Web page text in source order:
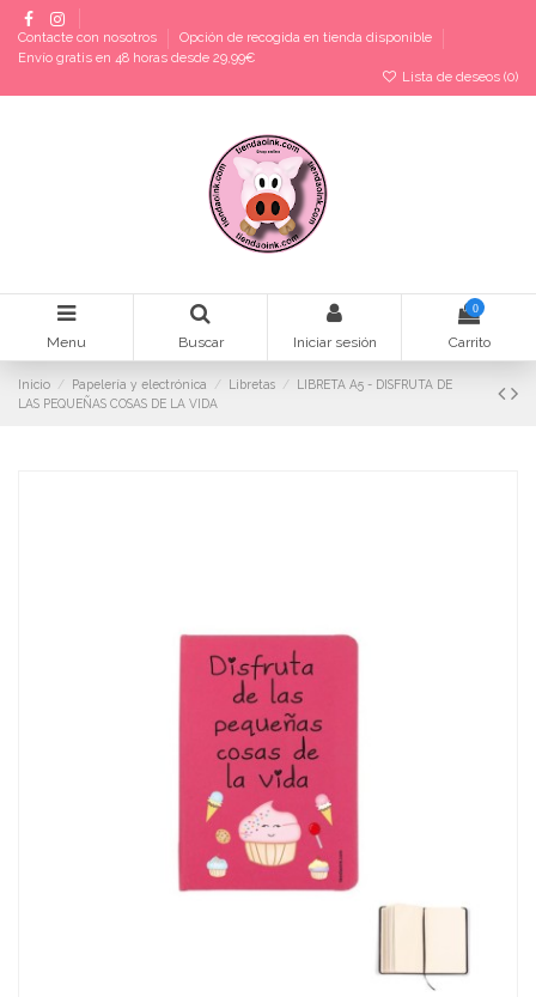
Contacte con nosotros
Opción de recogida en tienda disponible
Envío gratis en 48 horas desde 29,99€
Lista de deseos (0)
Menu Buscar Iniciar sesión
0
Carrito
Inicio Papelería y electrónica Libretas
LIBRETA A5 - DISFRUTA DE
LAS PEQUEÑAS COSAS DE LA VIDA